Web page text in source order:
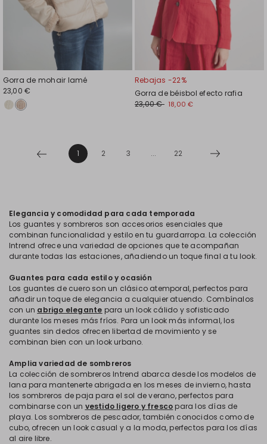
Gorra de mohair lamé
23,00 €
Rebajas -22%
Gorra de béisbol efecto rafia
23,00 € 18,00 €
1 2 3 ... 22
Elegancia y comodidad para cada temporada
Los guantes y sombreros son accesorios esenciales que
combinan funcionalidad y estilo en tu guardarropa. La colección
Intrend ofrece una variedad de opciones que te acompañan
durante todas las estaciones, añadiendo un toque final a tu look.
Guantes para cada estilo y ocasión
Los guantes de cuero son un clásico atemporal, perfectos para
añadir un toque de elegancia a cualquier atuendo. Combínalos
con un abrigo elegante para un look cálido y sofisticado
durante los meses más fríos. Para un look más informal, los
guantes sin dedos ofrecen libertad de movimiento y se
combinan bien con un look urbano.
Amplia variedad de sombreros
La colección de sombreros Intrend abarca desde los modelos de
lana para mantenerte abrigada en los meses de invierno, hasta
los sombreros de paja para el sol de verano, perfectos para
combinarse con un vestido ligero y fresco para los días de
playa. Los sombreros de pescador, también conocidos como de
cubo, ofrecen un look casual y a la moda, perfectos para los días
al aire libre.